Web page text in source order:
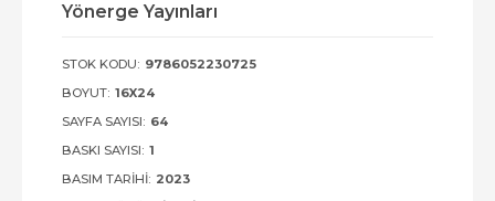
Yönerge Yayınları
STOK KODU: 9786052230725
BOYUT: 16X24
SAYFA SAYISI: 64
BASKI SAYISI: 1
BASIM TARIHI: 2023